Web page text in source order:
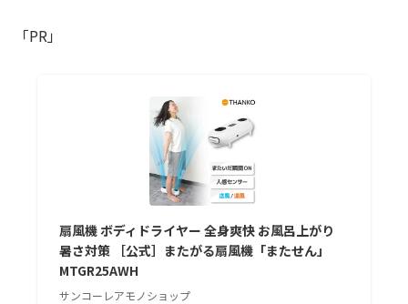
「PR」
扇風機 ボディドライヤー 全身爽快 お風呂上がり
暑さ対策 ［公式］またがる扇風機「またせん」
MTGR25AWH
サンコーレアモノショップ